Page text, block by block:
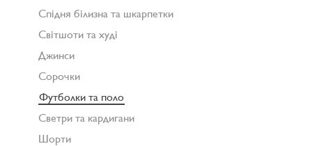
Спідня білизна та шкарпетки
Світшоти та худі
Джинси
Сорочки
Футболки та поло
Светри та кардигани
Шорти